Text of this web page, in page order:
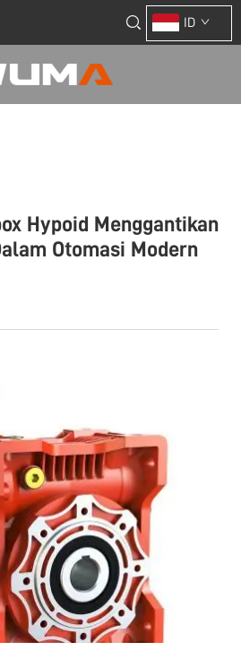
ID
Hypoid Menggantikan
Otomasi Modern